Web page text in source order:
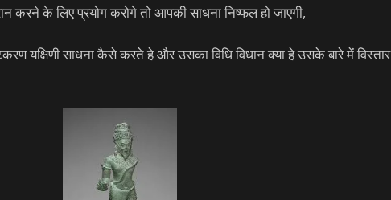
करने के लिए प्रयोग करोगे तो आपकी साधना निष्फल हो जाएगी,
यक्षिणी साधना कैसे करते हे और उसका विधि विधान क्या हे उसके बारे में विस्तार